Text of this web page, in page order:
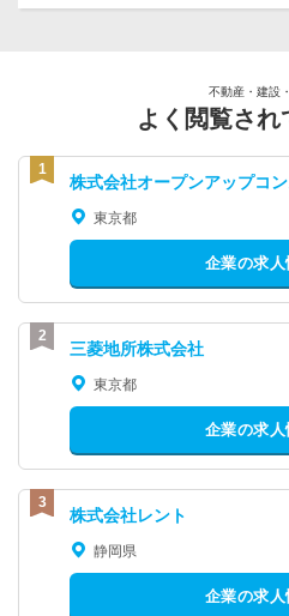
不動産・建設
よく閲覧され
株式会社オープンアップコ
東京都
企業の求
三菱地所株式会社
東京都
企業の求
株式会社レント
静岡県
企業の求